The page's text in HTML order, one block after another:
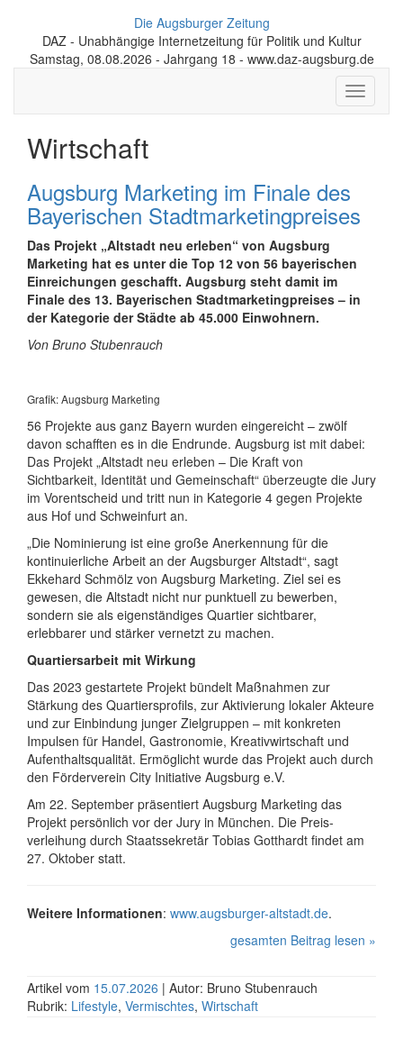
Die Augsburger Zeitung
DAZ - Unabhängige Internetzeitung für Politik und Kultur
Samstag, 08.08.2026 - Jahrgang 18 - www.daz-augsburg.de
Toggle
Wirtschaft
Augsburg Marketing im Finale des
Bayerischen Stadt­marketing­preises
Das Projekt „Altstadt neu erleben“ von Augsburg
Marketing hat es unter die Top 12 von 56 bayerischen
Einreichungen geschafft. Augsburg steht damit im
Finale des 13. Baye­rischen Stadt­marketing­preises – in
der Kategorie der Städte ab 45.000 Einwohnern.
Von Bruno Stubenrauch
Grafik: Augsburg Marketing
56 Projekte aus ganz Bayern wurden eingereicht – zwölf
davon schafften es in die Endrunde. Augsburg ist mit dabei:
Das Projekt „Altstadt neu erleben – Die Kraft von
Sichtbarkeit, Identität und Gemein­schaft“ überzeugte die Jury
im Vor­entscheid und tritt nun in Kategorie 4 gegen Projekte
aus Hof und Schwein­furt an.
„Die Nominierung ist eine große Anerkennung für die
kontinuierliche Arbeit an der Augsburger Altstadt“, sagt
Ekkehard Schmölz von Augsburg Marketing. Ziel sei es
gewesen, die Altstadt nicht nur punktuell zu bewerben,
sondern sie als eigen­ständiges Quartier sichtbarer,
erlebbarer und stärker vernetzt zu machen.
Quartiersarbeit mit Wirkung
Das 2023 gestartete Projekt bündelt Maßnahmen zur
Stärkung des Quartiers­profils, zur Aktivierung lokaler Akteure
und zur Einbindung junger Ziel­gruppen – mit konkreten
Impulsen für Handel, Gastro­nomie, Kreativ­wirtschaft und
Aufenthalts­qualität. Ermöglicht wurde das Projekt auch durch
den Förder­verein City Initiative Augsburg e.V.
Am 22. September präsentiert Augsburg Marketing das
Projekt persönlich vor der Jury in München. Die Preis­
verleihung durch Staats­sekretär Tobias Gotthardt findet am
27. Oktober statt.
Weitere Informationen: www.augsburger-altstadt.de.
gesamten Beitrag lesen »
Artikel vom 15.07.2026 | Autor: Bruno Stubenrauch
Rubrik: Lifestyle, Vermischtes, Wirtschaft